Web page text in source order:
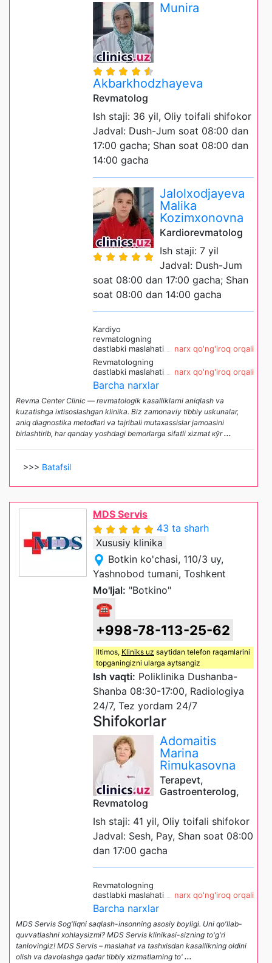
Munira
Akbarkhodzhayeva
Revmatolog
Ish staji: 36 yil, Oliy toifali shifokor
Jadval: Dush-Jum soat 08:00 dan
17:00 gacha; Shan soat 08:00 dan
14:00 gacha
Jalolxodjayeva
Malika
Kozimxonovna
Kardiorevmatolog
Ish staji: 7 yil
Jadval: Dush-Jum
soat 08:00 dan 17:00 gacha; Shan
soat 08:00 dan 14:00 gacha
Kardiyo
revmatologning
dastlabki maslahati
narx qo'ng'iroq orqali
Revmatologning
dastlabki maslahati
narx qo'ng'iroq orqali
Barcha narxlar
Revma Center Clinic — revmatologik kasalliklarni aniqlash va
kuzatishga ixtisoslashgan klinika. Biz zamonaviy tibbiy uskunalar,
aniq diagnostika metodlari va tajribali mutaxassislar jamoasini
birlashtirib, har qanday yoshdagi bemorlarga sifatli xizmat кўr...
>>> Batafsil
MDS Servis
43 ta sharh
Xususiy klinika
Botkin ko'chasi, 110/3 uy,
Yashnobod tumani, Toshkent
Mo'ljal: "Botkino"
☎
+998-78-113-25-62
Iltimos, Kliniks uz saytidan telefon raqamlarini
topganingizni ularga aytsangiz
Ish vaqti: Poliklinika Dushanba-
Shanba 08:30-17:00, Radiologiya
24/7, Tez yordam 24/7
Shifokorlar
Adomaitis
Marina
Rimukasovna
Terapevt,
Gastroenterolog,
Revmatolog
Ish staji: 41 yil, Oliy toifali shifokor
Jadval: Sesh, Pay, Shan soat 08:00
dan 17:00 gacha
Revmatologning
dastlabki maslahati
narx qo'ng'iroq orqali
Barcha narxlar
MDS Servis Sog'liqni saqlash-insonning asosiy boyligi. Uni qo'llab-
quvvatlashni xohlaysizmi? MDS Servis klinikasi-sizning to'g'ri
tanlovingiz! MDS Servis – maslahat va tashxisdan kasallikning oldini
olish va davolashga qadar tibbiy xizmatlarning to' ...